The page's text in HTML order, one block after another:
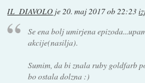
IL_DIAVOLO je20. maj 2017 ob 22:23
Se ena bolj umirjena
akcije(nasilja).
Sumim, da bi znala ruby goldfarb
bo ostala dolzna :)